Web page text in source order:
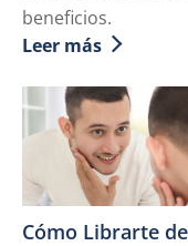
beneficios.
Discover more
Leer más
Cómo Librarte